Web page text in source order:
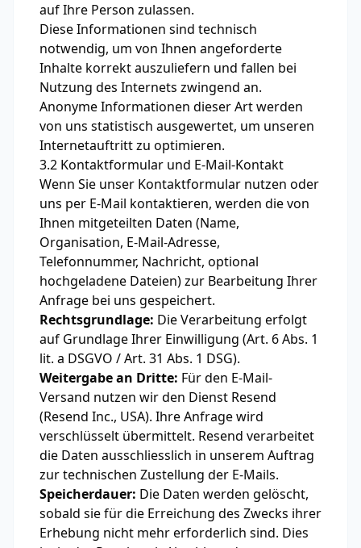
auf Ihre Person zulassen.
Diese Informationen sind technisch
notwendig, um von Ihnen angeforderte
Inhalte korrekt auszuliefern und fallen bei
Nutzung des Internets zwingend an.
Anonyme Informationen dieser Art werden
von uns statistisch ausgewertet, um unseren
Internetauftritt zu optimieren.
3.2 Kontaktformular und E-Mail-Kontakt
Wenn Sie unser Kontaktformular nutzen oder
uns per E-Mail kontaktieren, werden die von
Ihnen mitgeteilten Daten (Name,
Organisation, E-Mail-Adresse,
Telefonnummer, Nachricht, optional
hochgeladene Dateien) zur Bearbeitung Ihrer
Anfrage bei uns gespeichert.
Rechtsgrundlage: Die Verarbeitung erfolgt
auf Grundlage Ihrer Einwilligung (Art. 6 Abs. 1
lit. a DSGVO / Art. 31 Abs. 1 DSG).
Weitergabe an Dritte: Für den E-Mail-
Versand nutzen wir den Dienst Resend
(Resend Inc., USA). Ihre Anfrage wird
verschlüsselt übermittelt. Resend verarbeitet
die Daten ausschliesslich in unserem Auftrag
zur technischen Zustellung der E-Mails.
Speicherdauer: Die Daten werden gelöscht,
sobald sie für die Erreichung des Zwecks ihrer
Erhebung nicht mehr erforderlich sind. Dies